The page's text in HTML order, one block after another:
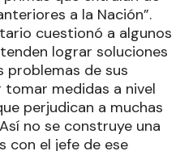
a la Nación”.
cuestionó a algunos
lograr soluciones
problemas de sus
medidas a nivel
perjudican a muchas
no se construye una
con el jefe de ese